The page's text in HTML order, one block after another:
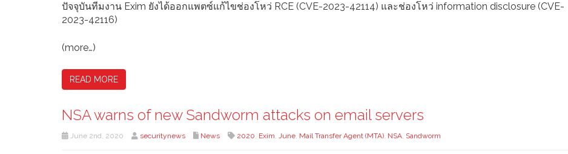
ปัจจุบันทีมงาน Exim ยังได้ออกแพตซ์แก้ไขช่องโหว่ RCE (CVE-2023-42114) และช่องโหว่ information disclosure (CVE-
2023-42116)
(more…)
READ MORE
NSA warns of new Sandworm attacks on email servers
June 2nd, 2020 securitynews News 2020, Exim, June, Mail Transfer Agent (MTA), NSA, Sandworm